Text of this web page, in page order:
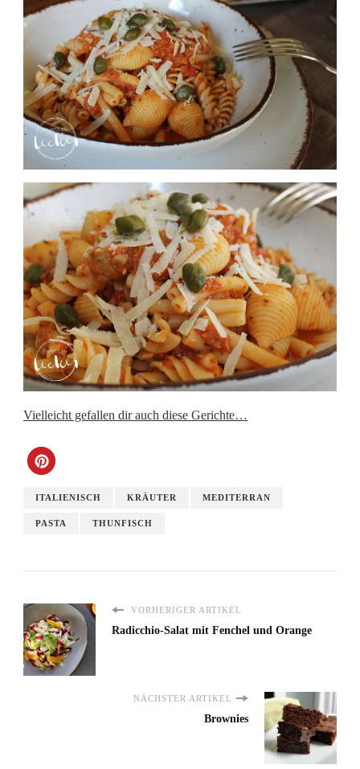
Vielleicht gefallen dir auch diese Gerichte…
ITALIENISCH KRÄUTER MEDITERRAN
PASTA THUNFISCH
VORHERIGER ARTIKEL
Radicchio-Salat mit Fenchel und Orange
NÄCHSTER ARTIKEL
Brownies